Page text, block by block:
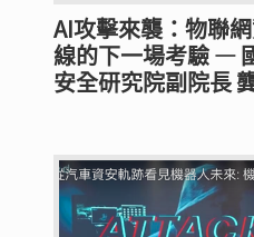
AI攻擊來襲：物聯
線的下一場考驗 —
安全研究院副院長